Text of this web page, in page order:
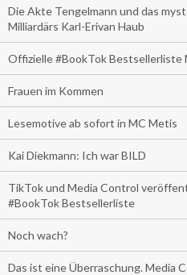
Die Akte Tengelmann und das
Milliardärs Karl-Erivan Haub
Offizielle #BookTok Bestsellerliste
Frauen im Kommen
Lesemotive ab sofort in MC Metis
Kai Diekmann: Ich war BILD
TikTok und Media Control
#BookTok Bestsellerliste
Noch wach?
Das ist eine Überraschung. Media